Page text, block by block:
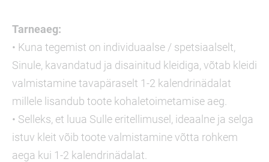
Tarneaeg:
• Kuna tegemist on individuaalse / spetsiaalselt,
Sinule, kavandatud ja disainitud kleidiga, võtab kleidi
valmistamine tavapäraselt 1-2 kalendrinädalat
millele lisandub toote kohaletoimetamise aeg.
• Selleks, et luua Sulle eritellimusel, ideaalne ja selga
istuv kleit võib toote valmistamine võtta rohkem
aega kui 1-2 kalendrinädalat.